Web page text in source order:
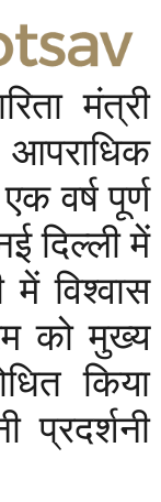
मंत्री
वर्ष पूर्ण
दिल्ली में
में विश्वास
को मुख्य
किया